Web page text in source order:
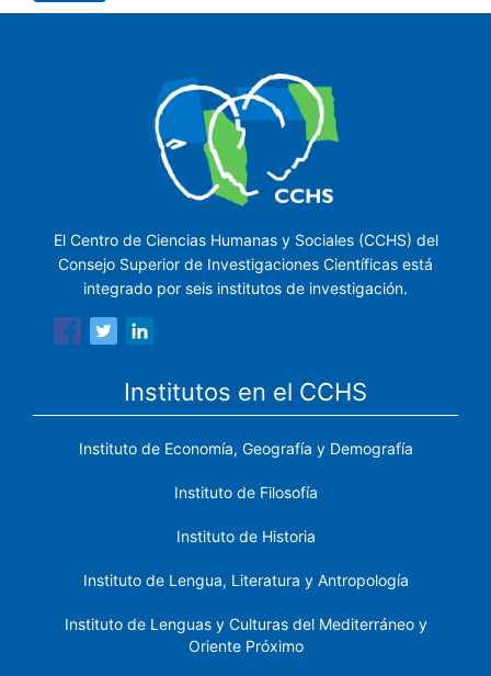
El Centro de Ciencias Humanas y Sociales (CCHS) del
Consejo Superior de Investigaciones Científicas está
integrado por seis institutos de investigación.
Institutos en el CCHS
Instituto de Economía, Geografía y Demografía
Instituto de Filosofía
Instituto de Historia
Instituto de Lengua, Literatura y Antropología
Instituto de Lenguas y Culturas del Mediterráneo y
Oriente Próximo